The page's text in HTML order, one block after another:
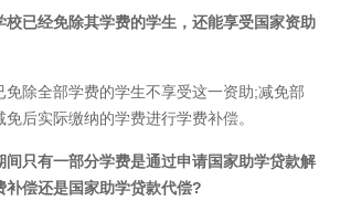
校已经免除其学费的学生，还能享受国家资助
免除全部学费的学生不享受这一资助;减免部
后实际缴纳的学费进行学费补偿。
间只有一部分学费是通过申请国家助学贷款解
补偿还是国家助学贷款代偿?